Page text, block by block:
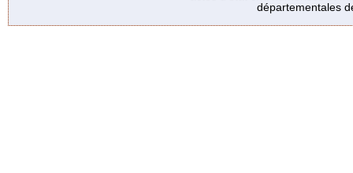
départementales